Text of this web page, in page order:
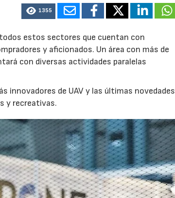
1355
estos sectores que cuentan con
y aficionados. Un área con más de
con diversas actividades paralelas
innovadores de UAV y las últimas novedades
y recreativas.